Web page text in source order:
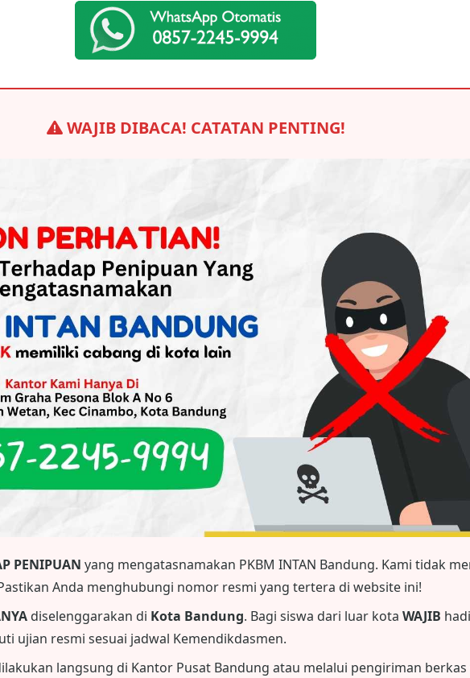
WAJIB DIBACA! CATATAN PENTING!
PENIPUAN yang mengatasnamakan PKBM INTAN Bandung. Kami tidak
Anda menghubungi nomor resmi yang tertera di website ini!
diselenggarakan di Kota Bandung. Bagi siswa dari luar kota WAJIB
ujian resmi sesuai jadwal Kemendikdasmen.
langsung di Kantor Pusat Bandung atau melalui pengiriman berkas